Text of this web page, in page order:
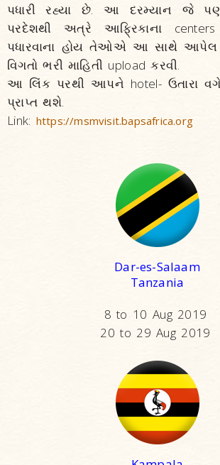
પધારી રહ્યા છે. આ દરમ્યાન જે
પરદેશથી અત્રે આફ્રિકાના
પધારવાના હોય તેઓએ આ સાથે આપેલ
વિગતો ભરી માહિતી upload કરવી.
આ લિંક પરથી આપને hotel- ઉતારા
પ્રાપ્ત થશે.
Link: https://msmvisit.bapsafrica.org
Dar-es-Salaam
Tanzania
8 to 10 Aug 2019
20 to 29 Aug 2019